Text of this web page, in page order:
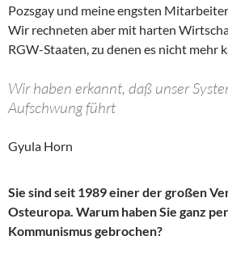
Pozsgay und meine engsten
Wir rechneten aber mit harten
RGW-Staaten, zu denen es nicht mehr
Wir haben erkannt, daß unser
Aufschwung führt
Gyula Horn
Sie sind seit 1989 einer der großen
Osteuropa. Warum haben Sie ganz
Kommunismus gebrochen?